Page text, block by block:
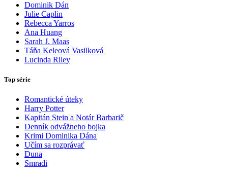
Dominik Dán
Julie Caplin
Rebecca Yarros
Ana Huang
Sarah J. Maas
Táňa Keleová Vasilková
Lucinda Riley
Top série
Romantické úteky
Harry Potter
Kapitán Stein a Notár Barbarič
Denník odvážneho bojka
Krimi Dominika Dána
Učím sa rozprávať
Duna
Smradi